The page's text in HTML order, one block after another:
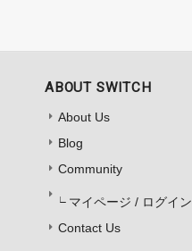
ABOUT SWITCH
About Us
Blog
Community
マイページ / ログイン
Contact Us